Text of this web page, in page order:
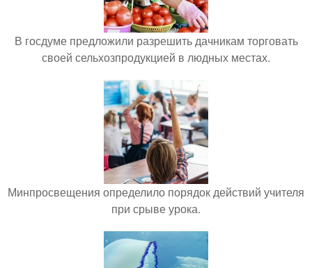
В госдуме предложили разрешить дачникам торговать
своей сельхозпродукцией в людных местах.
Минпросвещения определило порядок действий учителя
при срыве урока.